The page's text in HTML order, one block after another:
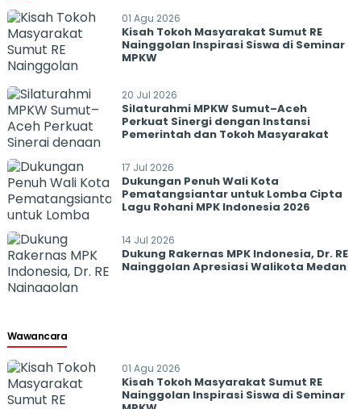
01 Agu 2026
Kisah Tokoh Masyarakat Sumut RE
Nainggolan Inspirasi Siswa di Seminar
MPKW
20 Jul 2026
Silaturahmi MPKW Sumut–Aceh
Perkuat Sinergi dengan Instansi
Pemerintah dan Tokoh Masyarakat
17 Jul 2026
Dukungan Penuh Wali Kota
Pematangsiantar untuk Lomba Cipta
Lagu Rohani MPK Indonesia 2026
14 Jul 2026
Dukung Rakernas MPK Indonesia, Dr. RE
Nainggolan Apresiasi Walikota Medan
Wawancara
01 Agu 2026
Kisah Tokoh Masyarakat Sumut RE
Nainggolan Inspirasi Siswa di Seminar